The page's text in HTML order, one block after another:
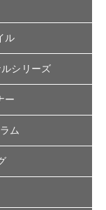
ル
シリーズ
ー
ム